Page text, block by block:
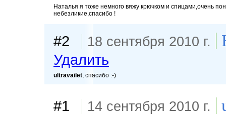
Наталья я тоже немного вяжу крючком и спицами,очень
небезликие,спасибо !
#2 18 сентября 2010 г.
Удалить
ultravailet, спасибо :-)
#1 14 сентября 2010 г.